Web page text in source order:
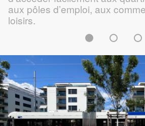
aux pôles d’emploi, aux
loisirs.